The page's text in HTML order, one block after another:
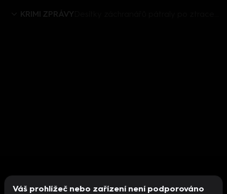
KRIMI ZPRÁVY
Váš prohlížeč nebo zařízení není podporováno